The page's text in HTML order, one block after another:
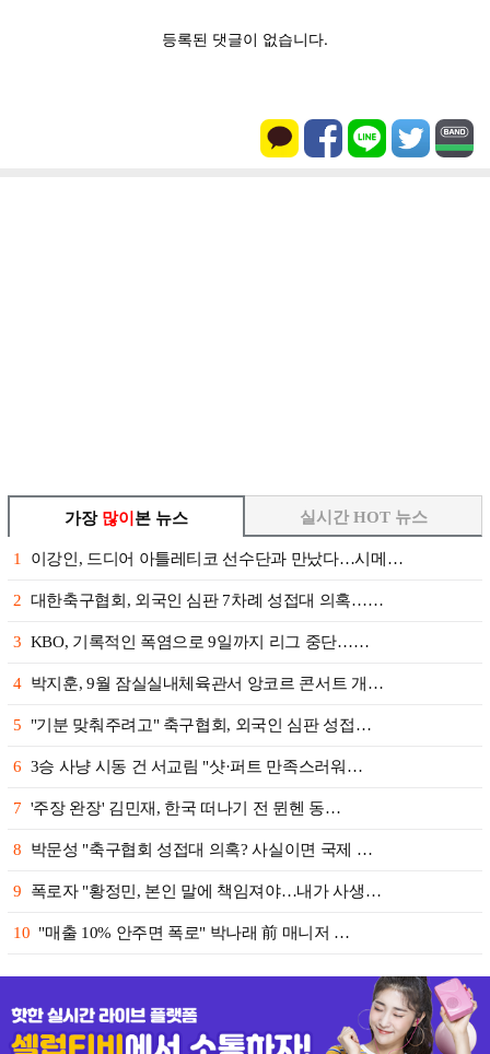
가장 많이 본 뉴스
1 이강인, 드디어 아틀레티코 선수단과 만났다…시메…
2 대한축구협회, 외국인 심판 7차례 성접대 의혹……
3 KBO, 기록적인 폭염으로 9일까지 리그 중단……
4 박지훈, 9월 잠실실내체육관서 앙코르 콘서트 개…
5 "기분 맞춰주려고" 축구협회, 외국인 심판 성접…
6 3승 사냥 시동 건 서교림 "샷·퍼트 만족스러워…
7 '주장 완장' 김민재, 한국 떠나기 전 뮌헨 동…
8 박문성 "축구협회 성접대 의혹? 사실이면 국제 …
9 폭로자 "황정민, 본인 말에 책임져야…내가 사생…
10 "매출 10% 안주면 폭로" 박나래 前 매니저 …
실시간 HOT 뉴스